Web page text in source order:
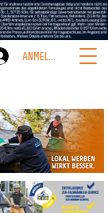
ANMELDEN